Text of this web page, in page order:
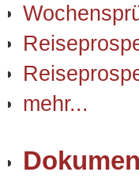
mehr...